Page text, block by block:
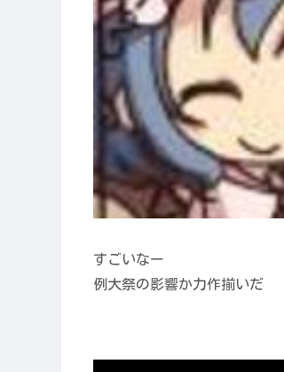
すごいなー
例大祭の影響か力作揃いだ